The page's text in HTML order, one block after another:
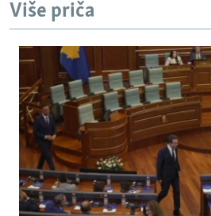
Više priča